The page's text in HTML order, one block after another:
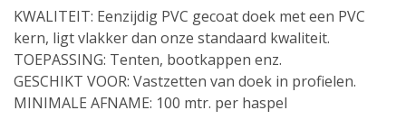
KWALITEIT: Eenzijdig PVC gecoat doek met een PVC
kern, ligt vlakker dan onze standaard kwaliteit.
TOEPASSING: Tenten, bootkappen enz.
GESCHIKT VOOR: Vastzetten van doek in profielen.
MINIMALE AFNAME: 100 mtr. per haspel